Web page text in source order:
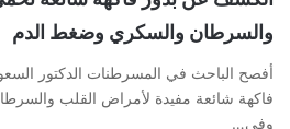
والسرطان والسكري وضغط الدم
أفصح الباحث في المسرطنات الدكتور
فاكهة شائعة مفيدة لأمراض القلب
وفي…